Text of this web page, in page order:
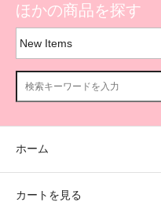
ほかの商品を探す
ホーム
カートを見る